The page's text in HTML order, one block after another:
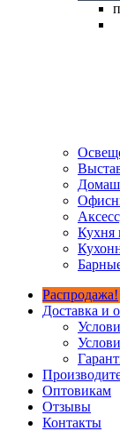
Кухня
Распродажа!
Доставка и
Оптовикам
Отзывы
Контакты